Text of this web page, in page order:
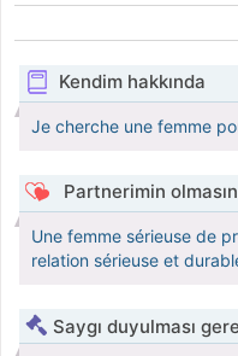
Kendim hakkında
Je cherche une femme
Partnerimin
Une femme sérieuse de
relation sérieuse et
Saygı duyulması